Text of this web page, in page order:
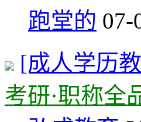
跑堂的 07-
[成人学历
考研·职称全